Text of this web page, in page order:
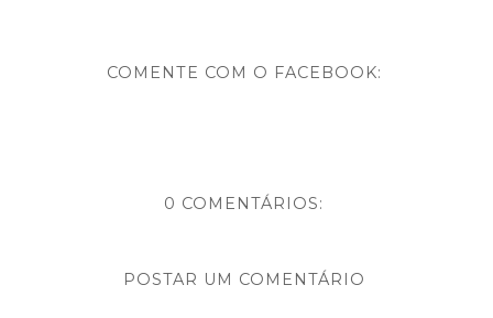
COMENTE COM O FACEBOOK:
0 COMENTÁRIOS:
POSTAR UM COMENTÁRIO